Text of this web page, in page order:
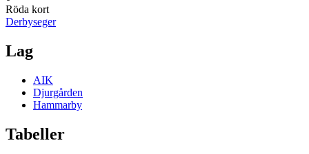
Röda kort
Derbyseger
Lag
AIK
Djurgården
Hammarby
Tabeller